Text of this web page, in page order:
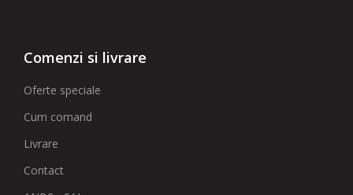
Comenzi si livrare
Oferte speciale
Cum comand
Livrare
Contact